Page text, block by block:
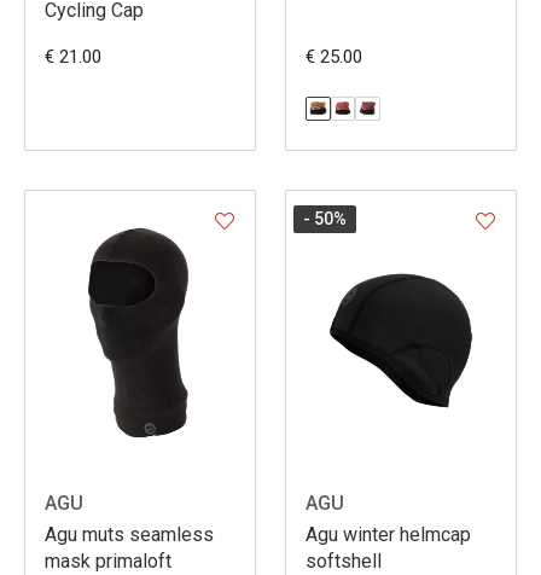
Cycling Cap
€ 21.00 € 25.00
AGU
Agu muts seamless
mask primaloft
AGU
Agu winter helmcap
softshell
- 50%